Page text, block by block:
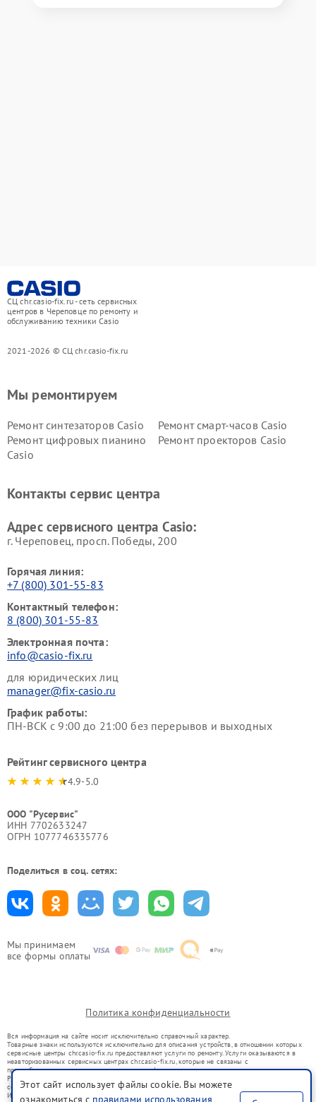
СЦ chr.casio-fix.ru - сеть сервисных
центров в Череповце по ремонту и
обслуживанию техники Casio
2021-2026 © СЦ chr.casio-fix.ru
Мы принимаем
все формы оплаты
Мы ремонтируем
Ремонт синтезаторов Casio
Ремонт смарт-часов Casio
Ремонт цифровых пианино
Casio
Ремонт проекторов Casio
Контакты сервис центра
Адрес сервисного центра Casio:
г. Череповец, просп. Победы, 200
Горячая линия:
+7 (800) 301-55-83
Контактный телефон:
8 (800) 301-55-83
Электронная почта:
info@casio-fix.ru
для юридических лиц
manager@fix-casio.ru
График работы:
ПН-ВСК с 9:00 до 21:00 без перерывов и выходных
Рейтинг сервисного центра
4.9-5.0
ООО "Русервис"
ИНН 7702633247
ОГРН 1077746335776
Поделиться в соц. сетях:
Политика конфиденциальности
Вся информация на сайте носит исключительно справочный характер.
Товарные знаки используются исключительно для описания устройств, в отношении которых
сервисные центры chr.casio-fix.ru предоставляют услуги по ремонту. Услуги оказываются в
неавторизованных сервисных центрах chr.casio-fix.ru, которые не связаны с
правообладателями товарных знаков или их официальными представителями.
Ремонт осуществляется для устройств, уже введенных в гражданский оборот в соответствии
со статьей 1487 ГК РФ.
Использование товарных знаков не преследует цели индивидуализации услуг или введения
Этот сайт использует файлы cookie. Вы можете
ознакомиться с правилами использования